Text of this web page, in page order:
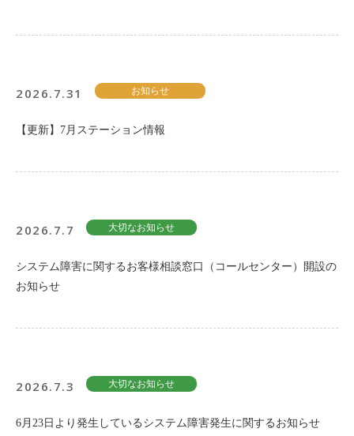
2026.7.31 お知らせ
【更新】7月ステーション情報
2026.7.7 大切なお知らせ
システム障害に関するお客様相談窓口（コールセンター）開設の
お知らせ
2026.7.3 大切なお知らせ
6月23日より発生しているシステム障害発生に関するお知らせ